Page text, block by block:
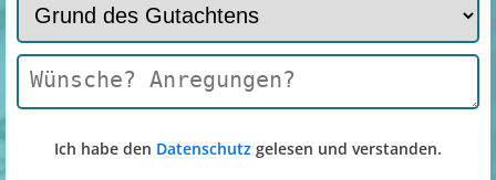
Ich habe den Datenschutz gelesen und verstanden.